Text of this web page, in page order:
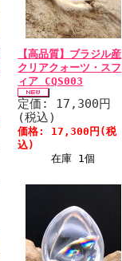
【高品質】ブラジル産
クリアクォーツ・スフ
ィア CQS003
定価: 17,300円
(税込)
価格: 17,300円(税
込)
在庫 1個